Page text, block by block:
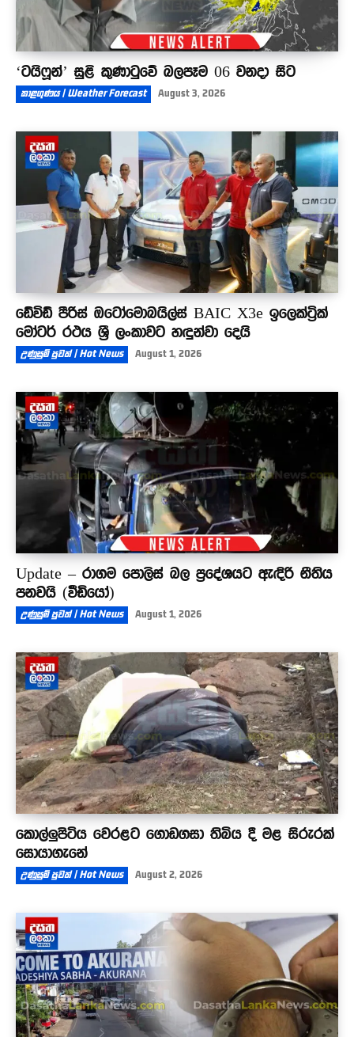
‘ටයිෆූන්’ සුළි කුණාටුවේ බලපෑම 06 වනදා සිට
කාළගුණය | Weather Forecast August 3, 2026
ඩේවිඩ් පීරිස් ඔටෝමොබයිල්ස් BAIC X3e ඉලෙක්ට්‍රික්
මෝටර් රථය ශ්‍රී ලංකාවට හඳුන්වා දෙයි
උණුසුම් පුවත් | Hot News August 1, 2026
Update – රාගම පොලිස් බල ප්‍රදේශයට ඇඳිරි නීතිය
පනවයි (වීඩියෝ)
උණුසුම් පුවත් | Hot News August 1, 2026
කොල්ලුපිටිය වෙරළට ගොඩගසා තිබිය දී මළ සිරුරක්
සොයාගැනේ
උණුසුම් පුවත් | Hot News August 2, 2026